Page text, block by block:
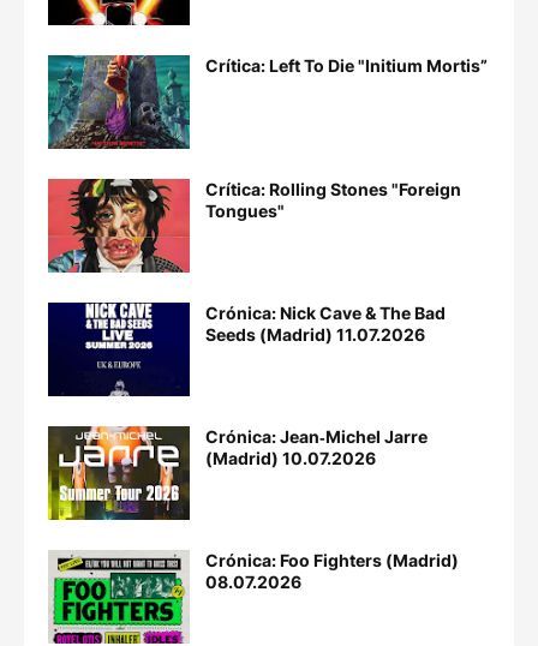
Crítica: Left To Die "Initium Mortis”
Crítica: Rolling Stones "Foreign
Tongues"
Crónica: Nick Cave & The Bad
Seeds (Madrid) 11.07.2026
Crónica: Jean‐Michel Jarre
(Madrid) 10.07.2026
Crónica: Foo Fighters (Madrid)
08.07.2026